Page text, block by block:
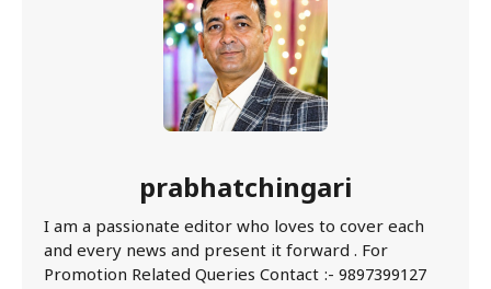
prabhatchingari
I am a passionate editor who loves to cover each
and every news and present it forward . For
Promotion Related Queries Contact :- 9897399127